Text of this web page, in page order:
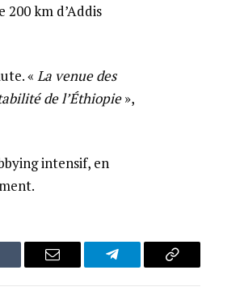
km d’Addis
« La venue des
de l’Éthiopie»,
intensif, en
Email Telegram Copy